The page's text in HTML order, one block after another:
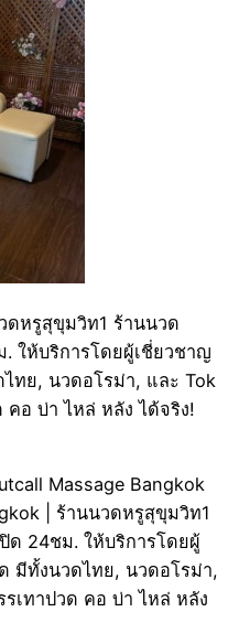
ดหรูสุขุมวิท1 ร้านนวด
ให้บริการโดยผู้เชี่ยวชาญ
ทย, นวดอโรม่า, และ Tok
อ บ่า ไหล่ หลัง ได้จริง!
Massage Bangkok
| ร้านนวดหรูสุขุมวิท1
ด 24ชม. ให้บริการโดยผู้
มีทั้งนวดไทย, นวดอโรม่า,
เทาปวด คอ บ่า ไหล่ หลัง